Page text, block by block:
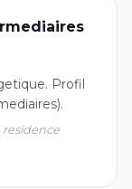
Profil
residence